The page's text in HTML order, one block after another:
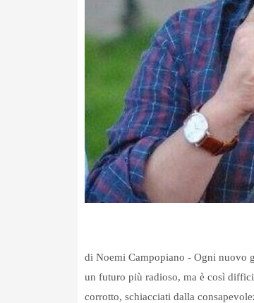
di Noemi Campopiano - Ogni nuovo
un futuro più radioso, ma è così
corrotto, schiacciati dalla